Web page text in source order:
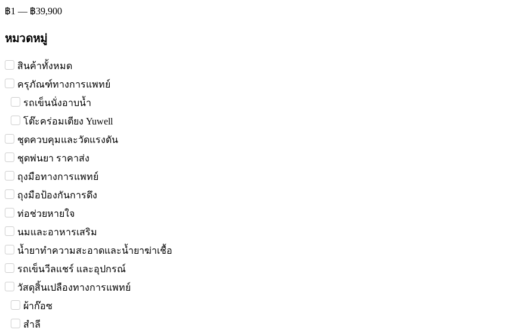
฿1 — ฿39,900
หมวดหมู่
สินค้าทั้งหมด
ครุภัณฑ์ทางการแพทย์
รถเข็นนั่งอาบน้ำ
โต๊ะคร่อมเตียง Yuwell
ชุดควบคุมและวัดแรงดัน
ชุดพ่นยา ราคาส่ง
ถุงมือทางการแพทย์
ถุงมือป้องกันการดึง
ท่อช่วยหายใจ
นมและอาหารเสริม
น้ำยาทำความสะอาดและน้ำยาฆ่าเชื้อ
รถเข็นวีลแชร์ และอุปกรณ์
วัสดุสิ้นเปลืองทางการแพทย์
ผ้าก๊อซ
สำลี